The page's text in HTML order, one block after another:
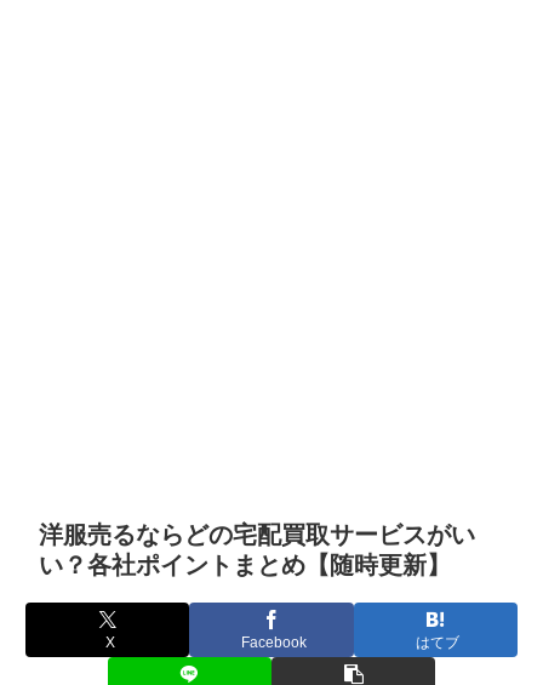
洋服売るならどの宅配買取サービスがい
い？各社ポイントまとめ【随時更新】
X Facebook はてブ